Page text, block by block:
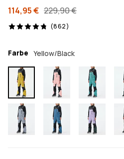
114,95 € 229,90 €
(862)
862 Reviews, 4.8/5
Farbe Yellow/Black